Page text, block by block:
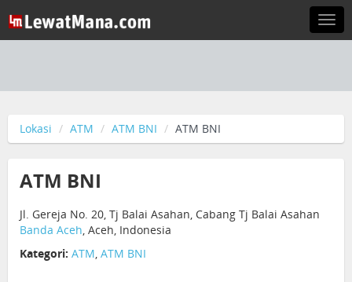
Lokasi ATM ATM BNI ATM BNI
ATM BNI
Jl. Gereja No. 20, Tj Balai Asahan, Cabang Tj Balai Asahan
Banda Aceh, Aceh, Indonesia
Kategori: ATM, ATM BNI